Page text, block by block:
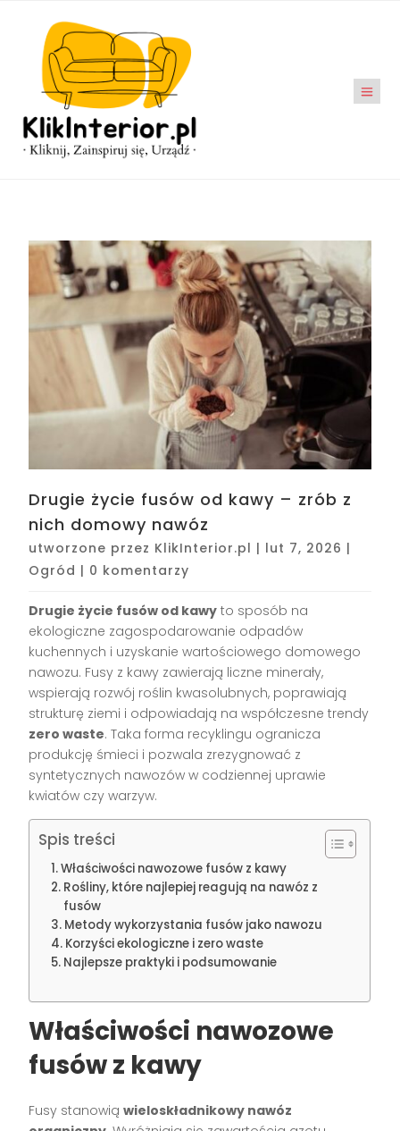
Drugie życie fusów od kawy – zrób z
nich domowy nawóz
utworzone przez KlikInterior.pl | lut 7, 2026 |
Ogród | 0 komentarzy
Drugie życie fusów od kawy to sposób na
ekologiczne zagospodarowanie odpadów
kuchennych i uzyskanie wartościowego domowego
nawozu. Fusy z kawy zawierają liczne minerały,
wspierają rozwój roślin kwasolubnych, poprawiają
strukturę ziemi i odpowiadają na współczesne trendy
zero waste. Taka forma recyklingu ogranicza
produkcję śmieci i pozwala zrezygnować z
syntetycznych nawozów w codziennej uprawie
kwiatów czy warzyw.
Spis treści
Właściwości nawozowe fusów z kawy
Rośliny, które najlepiej reagują na nawóz z
fusów
Metody wykorzystania fusów jako nawozu
Korzyści ekologiczne i zero waste
Najlepsze praktyki i podsumowanie
Właściwości nawozowe
fusów z kawy
Fusy stanowiąwieloskładnikowy nawóz